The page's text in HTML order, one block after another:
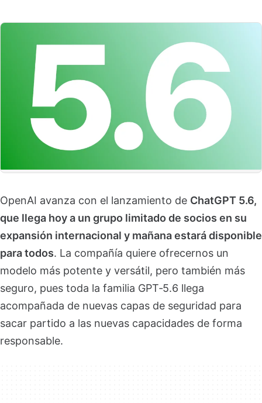
OpenAI avanza con el lanzamiento de ChatGPT 5.6,
que llega hoy a un grupo limitado de socios en su
expansión internacional y mañana estará disponible
para todos. La compañía quiere ofrecernos un
modelo más potente y versátil, pero también más
seguro, pues toda la familia GPT‑5.6 llega
acompañada de nuevas capas de seguridad para
sacar partido a las nuevas capacidades de forma
responsable.